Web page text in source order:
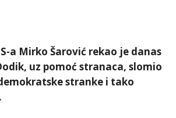
a Mirko Šarović rekao je danas
uz pomoć stranaca, slomio
stranke i tako